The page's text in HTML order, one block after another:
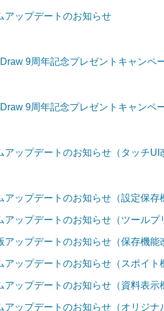
アップデートのお知らせ
9周年記念プレゼントキャンペ
9周年記念プレゼントキャンペ
アップデートのお知らせ（タッチUI
アップデートのお知らせ（設定保存
アップデートのお知らせ（ツール
アップデートのお知らせ（保存機
アップデートのお知らせ（スポイト
アップデートのお知らせ（資料表示
アップデートのお知らせ（オリジ